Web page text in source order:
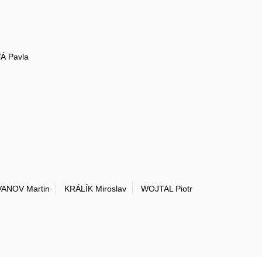
Pavla
Martin KRÁLÍK Miroslav
WOJTAL Piotr